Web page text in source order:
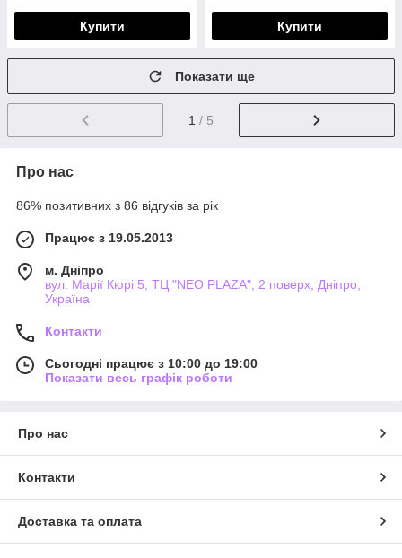
Купити Купити
Показати ще
1 / 5
Про нас
86% позитивних з 86 відгуків за рік
Працює з 19.05.2013
м. Дніпро
вул. Марії Кюрі 5, ТЦ "NEO PLAZA", 2 поверх, Дніпро,
Україна
Контакти
Сьогодні працює з 10:00 до 19:00
Показати весь графік роботи
Про нас
Контакти
Доставка та оплата